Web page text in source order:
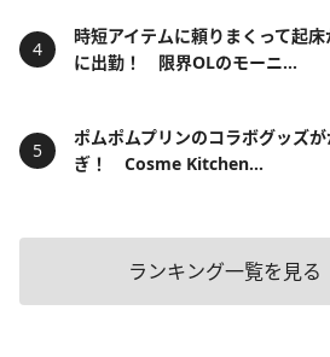
時短アイテムに頼りまくって起
に出勤！ 限界OLのモーニ...
ポムポムプリンのコラボグッズ
ぎ！ Cosme Kitchen...
ランキング一覧を見る